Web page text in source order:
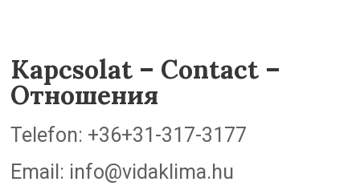
Kapcsolat – Contact –
Oтношения
Telefon: +36+31-317-3177
Email: info@vidaklima.hu